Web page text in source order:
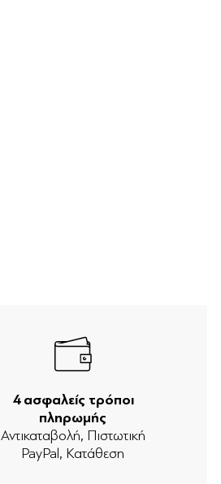
4 ασφαλείς τρόποι
πληρωμής
Αντικαταβολή, Πιστωτική
PayPal, Κατάθεση